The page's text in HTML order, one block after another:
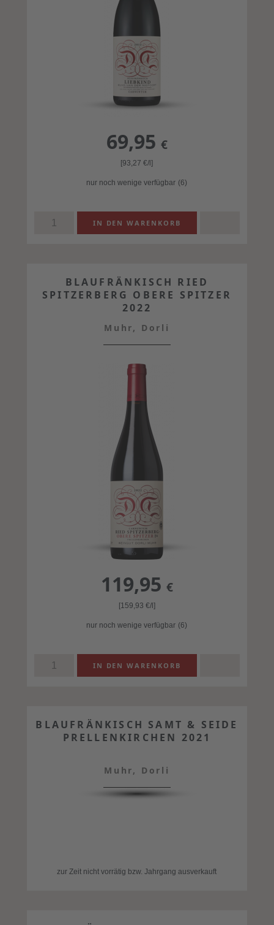
69,95 €
[93,27€/l]
nur noch wenige verfügbar (6)
BLAUFRÄNKISCH RIED
SPITZERBERG OBERE SPITZER
2022
Muhr, Dorli
119,95 €
[159,93 €/l]
nur noch wenige verfügbar (6)
BLAUFRÄNKISCH SAMT & SEIDE
PRELLENKIRCHEN 2021
Muhr, Dorli
zur Zeit nicht vorrätig bzw. Jahrgang ausverkauft